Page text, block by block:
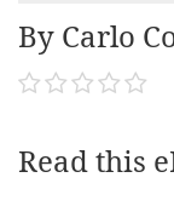
By Carlo
Read this